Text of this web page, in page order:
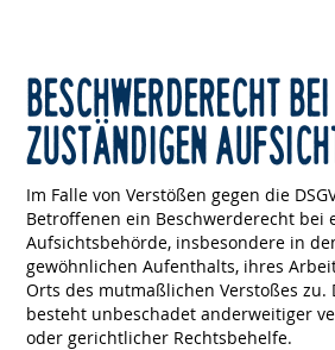
BESCHWERDE­RECHT
ZUSTÄNDIGEN
Im Falle von Verstößen gegen die
Betroffenen ein Beschwerderecht bei
Aufsichtsbehörde, insbesondere in
gewöhnlichen Aufenthalts, ihres
Orts des mutmaßlichen Verstoßes zu.
besteht unbeschadet anderweitiger
oder gerichtlicher Rechtsbehelfe.